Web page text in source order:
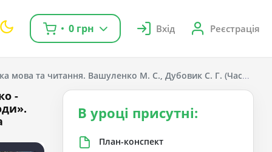
0 грн Вхід Реєстрація
мова та читання. Вашуленко М. С., Дубовик С. Г. (Частина
-
В уроці присутні:
План-конспект